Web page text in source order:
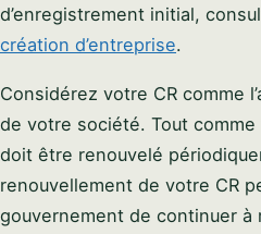
d’enregistrement initial,
création d’entreprise.
Considérez votre CR comme
de votre société. Tout comme
doit être renouvelé
renouvellement de votre CR
gouvernement de continuer à
private.